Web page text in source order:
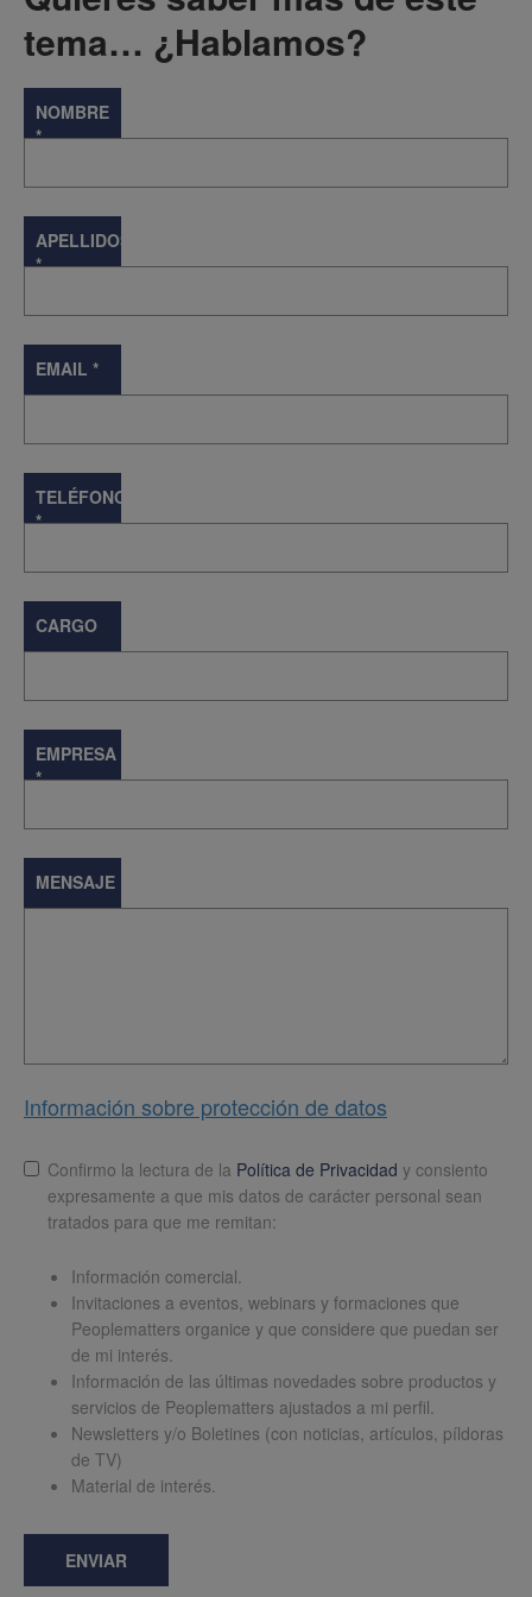
tema… ¿Hablamos?
NOMBRE
*
APELLIDOS
*
EMAIL *
TELÉFONO
*
CARGO
EMPRESA
*
MENSAJE
Información sobre protección de datos
LopdConfirmo la lectura de la Política de Privacidad y consiento
expresamente a que mis datos de carácter personal sean
tratados para que me remitan:
Información comercial.
Invitaciones a eventos, webinars y formaciones que
Peoplematters organice y que considere que puedan ser
de mi interés.
Información de las últimas novedades sobre productos y
servicios de Peoplematters ajustados a mi perfil.
Newsletters y/o Boletines (con noticias, artículos, píldoras
de TV)
Material de interés.
ENVIAR